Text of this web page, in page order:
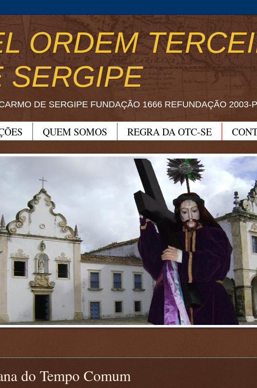
ORDEM
SERGIPE
DE SERGIPE FUNDAÇÃO 1666 REFUNDAÇÃO
QUEM SOMOS REGRA DA OTC-SE
do Tempo Comum